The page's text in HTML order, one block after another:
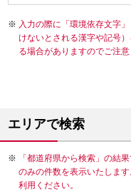
入力の際に「環境依存文字
けないとされる漢字や記号
る場合がありますのでご注意
エリアで検索
「都道府県から検索」の結
のみの件数を表示いたしま
利用ください。